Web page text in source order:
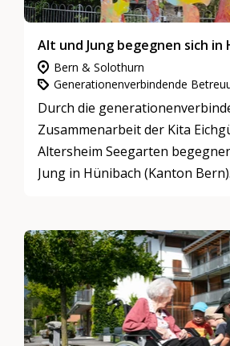
Alt und Jung begegnen sich in
Bern & Solothurn
Durch die
Zusammenarbeit der Kita
Altersheim Seegarten
Jung in Hünibach (Kanton Bern).